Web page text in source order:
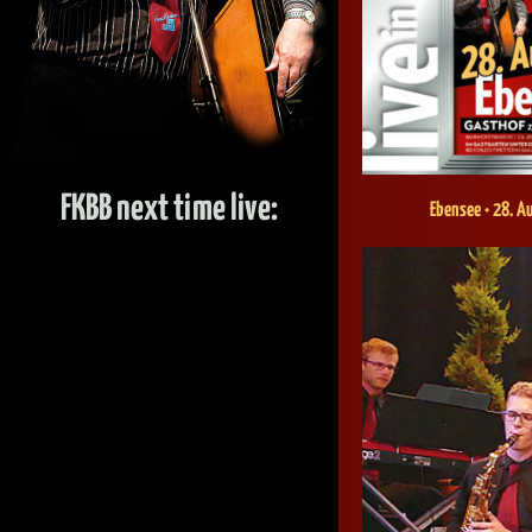
FKBB next time live: Ebensee • 28.